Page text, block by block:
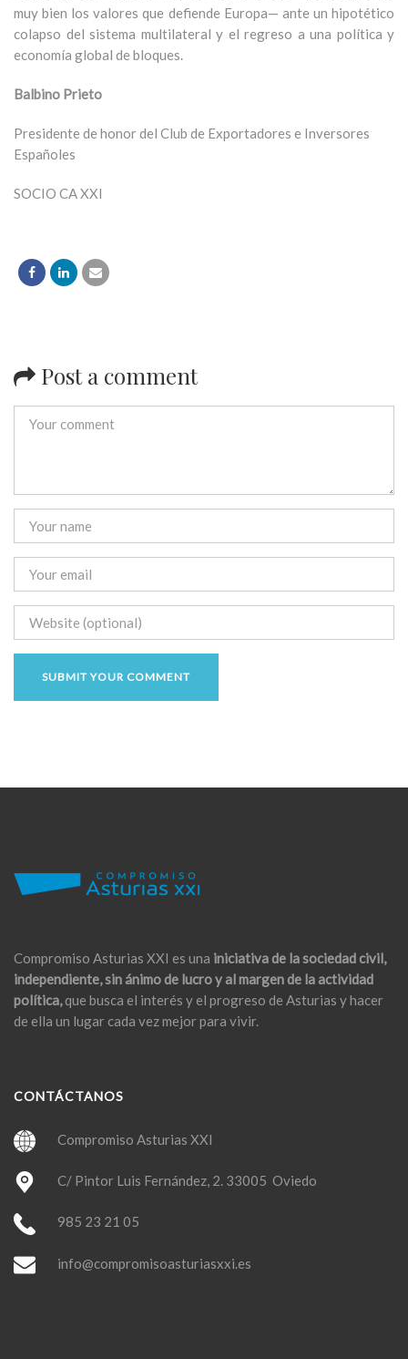
muy bien los valores que defiende Europa— ante un hipotético
colapso del sistema multilateral y el regreso a una política y
economía global de bloques.
Balbino Prieto
Presidente de honor del Club de Exportadores e Inversores
Españoles
SOCIO CA XXI
Post a comment
Compromiso Asturias XXI es una iniciativa de la sociedad civil,
independiente, sin ánimo de lucro y al margen de la actividad
política,que busca el interés y el progreso de Asturias y hacer
de ella un lugar cada vez mejor para vivir.
CONTÁCTANOS
Compromiso Asturias XXI
C/ Pintor Luis Fernández, 2. 33005 Oviedo
985 23 21 05
info@compromisoasturiasxxi.es